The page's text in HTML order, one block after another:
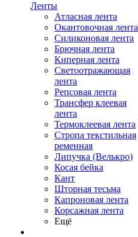
Ленты
Атласная лента
Окантовочная лента
Силиконовая лента
Брючная лента
Киперная лента
Светоотражающая
лента
Репсовая лента
Трансфер клеевая
лента
Термоклеевая лента
Стропа текстильная
ременная
Липучка (Велькро)
Косая бейка
Кант
Шторная тесьма
Капроновая лента
Корсажная лента
Ещё